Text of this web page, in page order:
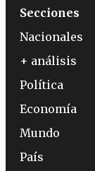
Secciones
Nacionales
+ análisis
Política
Economía
Mundo
País